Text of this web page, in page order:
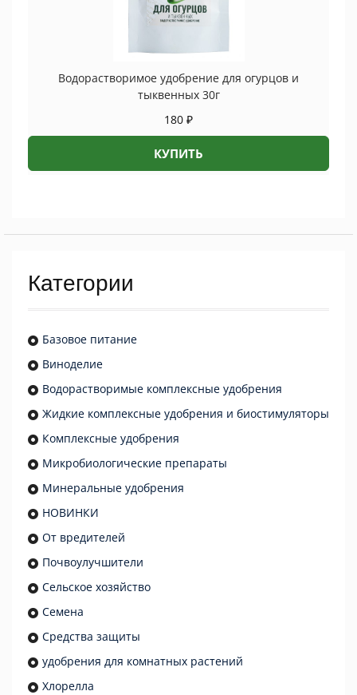
Водорастворимое удобрение для огурцов и
тыквенных 30г
180 ₽
КУПИТЬ
Категории
Базовое питание
Виноделие
Водорастворимые комплексные удобрения
Жидкие комплексные удобрения и биостимуляторы
Комплексные удобрения
Микробиологические препараты
Минеральные удобрения
НОВИНКИ
От вредителей
Почвоулучшители
Сельское хозяйство
Семена
Средства защиты
удобрения для комнатных растений
Хлорелла